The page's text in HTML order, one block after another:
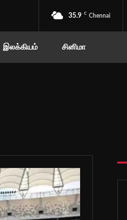
35.9 C Chennai
இலக்கியம் சினிமா